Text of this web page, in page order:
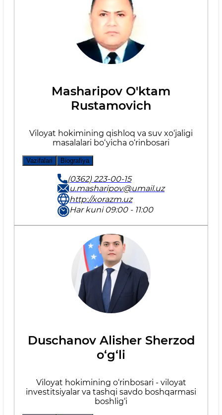
Masharipov O'ktam
Rustamovich
Viloyat hokimining qishloq va suv xo‘jaligi
masalalari bo‘yicha o‘rinbosari
Vazifalari Biografiya
(0362) 223-00-15
u.masharipov@umail.uz
http://xorazm.uz
Har kuni 09:00 - 11:00
Duschanov Alisher Sherzod
o‘g‘li
Viloyat hokimining o‘rinbosari - viloyat
investitsiyalar va tashqi savdo boshqarmasi
boshlig‘i